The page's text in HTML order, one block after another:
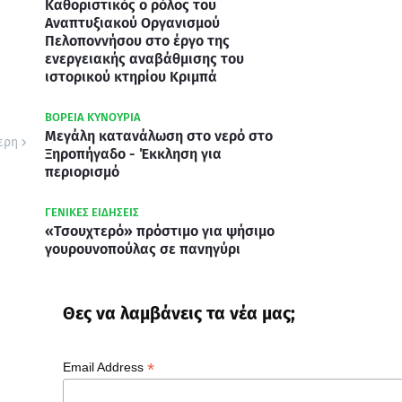
Καθοριστικός ο ρόλος του
Αναπτυξιακού Οργανισμού
Πελοποννήσου στο έργο της
ενεργειακής αναβάθμισης του
ιστορικού κτηρίου Κριμπά
ΒΟΡΕΙΑ ΚΥΝΟΥΡΙΑ
Μεγάλη κατανάλωση στο νερό στο
Ξηροπήγαδο - Έκκληση για
περιορισμό
ΓΕΝΙΚΕΣ ΕΙΔΗΣΕΙΣ
«Τσουχτερό» πρόστιμο για ψήσιμο
γουρουνοπούλας σε πανηγύρι
Θες να λαμβάνεις τα νέα μας;
Email Address *